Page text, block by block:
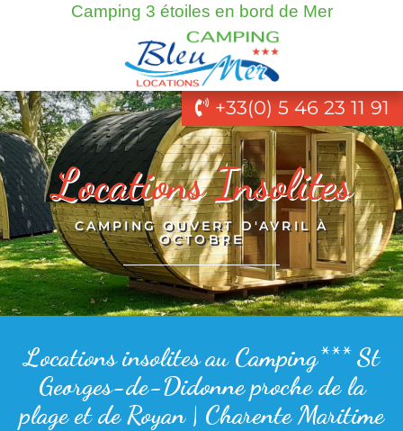
Camping 3 étoiles en bord de Mer
+33(0) 5 46 23 11 91
Locations Insolites
CAMPING OUVERT D'AVRIL À
OCTOBRE
Locations insolites au Camping*** St
Georges-de-Didonne proche de la
plage et de Royan | Charente Maritime